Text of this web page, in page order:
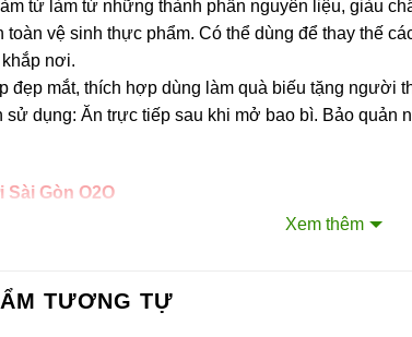
từ làm từ những thành phần nguyên liệu, giàu
toàn vệ sinh thực phẩm. Có thể dùng để thay thế
nơi.
đẹp mắt, thích hợp dùng làm quà biếu tặng người
sử dụng: Ăn trực tiếp sau khi mở bao bì. Bảo quản
Sài Gòn O2O
Xem thêm
TƯƠNG TỰ